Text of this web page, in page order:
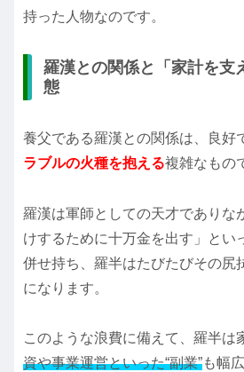
持った人物なのです。
羅漢との関係と「家計を支
態
養父である羅漢との関係は、良好
ラブルの火種を抱える複雑なもの
羅漢は軍師としての天才でありな
けするために十万金を出す」とい
併せ持ち、羅半はたびたびその尻
になります。
このような浪費に備えて、羅半は
資や事業運営といった“副業”も幅